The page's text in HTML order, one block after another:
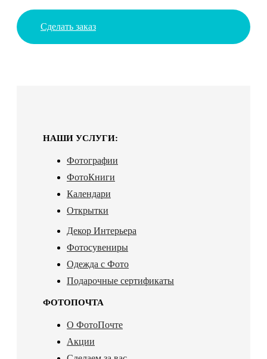
Сделать заказ
НАШИ УСЛУГИ:
Фотографии
ФотоКниги
Календари
Открытки
Декор Интерьера
Фотосувениры
Одежда с Фото
Подарочные сертификаты
ФОТОПОЧТА
О ФотоПочте
Акции